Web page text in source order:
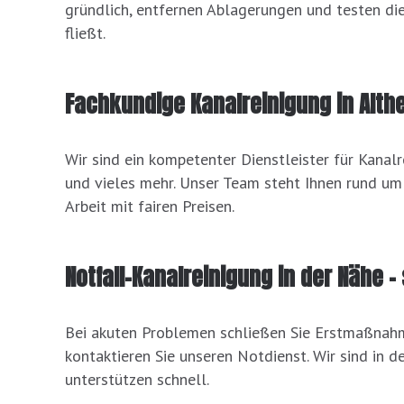
gründlich, entfernen Ablagerungen und testen
fließt.
Fachkundige Kanalreinigung in
Wir sind ein kompetenter Dienstleister für
und vieles mehr. Unser Team steht Ihnen rund
Arbeit mit fairen Preisen.
Notfall-Kanalreinigung in der Nähe
Bei akuten Problemen schließen Sie
kontaktieren Sie unseren Notdienst. Wir sind in
unterstützen schnell.